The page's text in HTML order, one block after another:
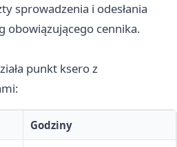
sprowadzenia i odesłania
obowiązującego cennika.
punkt ksero z
Godziny